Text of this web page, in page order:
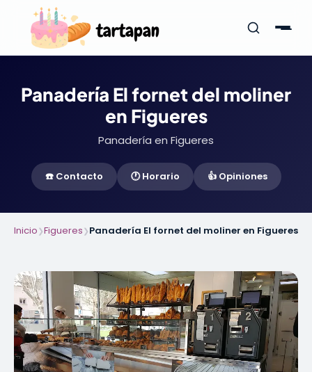
Panadería El fornet del moliner
en Figueres
Panadería en Figueres
☎️ Contacto 🕐 Horario 👍 Opiniones
Inicio❯Figueres❯Panadería El fornet del moliner en Figueres